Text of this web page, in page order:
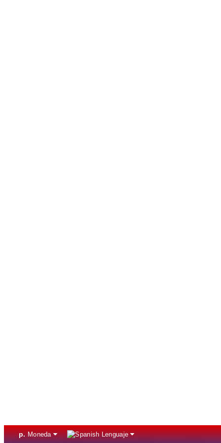
р. Moneda Lenguaje